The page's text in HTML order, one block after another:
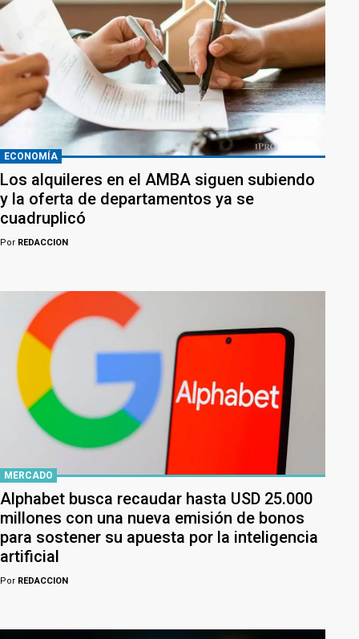
ECONOMÍA
Los alquileres en el AMBA siguen subiendo
y la oferta de departamentos ya se
cuadruplicó
Por REDACCION
MERCADO
Alphabet busca recaudar hasta USD 25.000
millones con una nueva emisión de bonos
para sostener su apuesta por la inteligencia
artificial
Por REDACCION